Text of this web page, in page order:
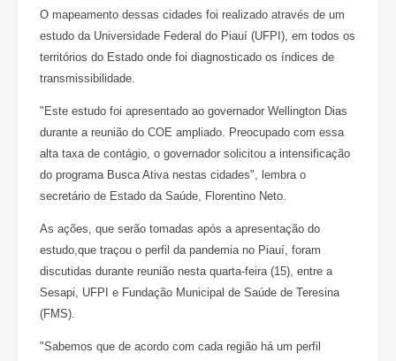
O mapeamento dessas cidades foi realizado através de um
estudo da Universidade Federal do Piauí (UFPI), em todos os
territórios do Estado onde foi diagnosticado os índices de
transmissibilidade.
"Este estudo foi apresentado ao governador Wellington Dias
durante a reunião do COE ampliado. Preocupado com essa
alta taxa de contágio, o governador solicitou a intensificação
do programa Busca Ativa nestas cidades", lembra o
secretário de Estado da Saúde, Florentino Neto.
As ações, que serão tomadas após a apresentação do
estudo,que traçou o perfil da pandemia no Piauí, foram
discutidas durante reunião nesta quarta-feira (15), entre a
Sesapi, UFPI e Fundação Municipal de Saúde de Teresina
(FMS).
"Sabemos que de acordo com cada região há um perfil